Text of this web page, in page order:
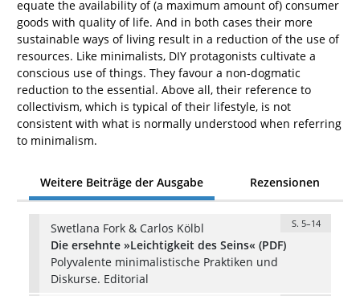
equate the availability of (a maximum amount of) consumer
goods with quality of life. And in both cases their more
sustainable ways of living result in a reduction of the use of
resources. Like minimalists, DIY protagonists cultivate a
conscious use of things. They favour a non-dogmatic
reduction to the essential. Above all, their reference to
collectivism, which is typical of their lifestyle, is not
consistent with what is normally understood when referring
to minimalism.
Weitere Beiträge der Ausgabe Rezensionen
Swetlana Fork & Carlos Kölbl S. 5–14
Die ersehnte »Leichtigkeit des Seins« (PDF)
Polyvalente minimalistische Praktiken und
Diskurse. Editorial